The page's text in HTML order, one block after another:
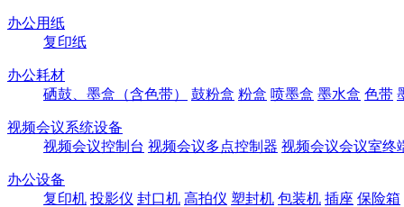
办公用纸
复印纸
办公耗材
硒鼓、墨盒（含色带）
鼓粉盒 粉盒 喷墨盒 墨水盒 色带
视频会议系统设备
视频会议控制台 视频会议多点控制器 视频会议会议室终
办公设备
复印机 投影仪 封口机 高拍仪 塑封机 包装机 插座 保险箱